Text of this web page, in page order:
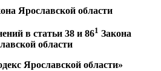
Ярославской области
в статьи 38 и 861 Закона
области
Ярославской области»